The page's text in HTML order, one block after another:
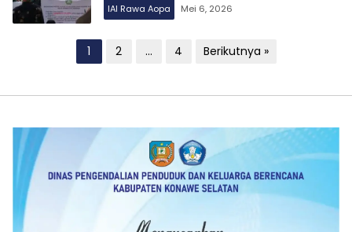
IAI Rawa Aopa Mei 6, 2026
1 2 … 4 Berikutnya »